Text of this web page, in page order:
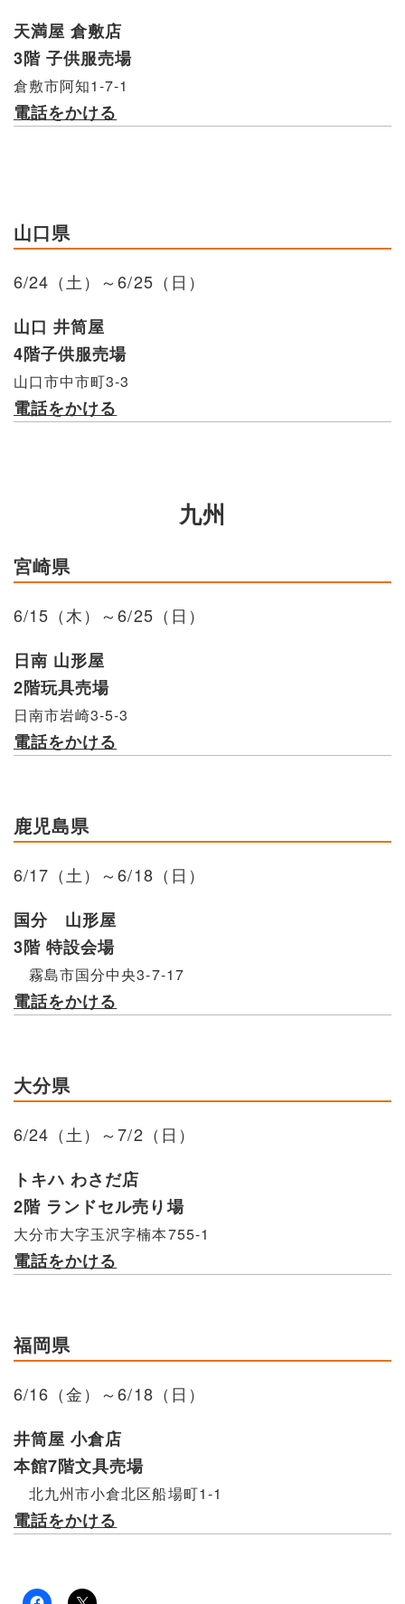
天満屋 倉敷店
3階 子供服売場
倉敷市阿知1-7-1
電話をかける
山口県
6/24（土）～6/25（日）
山口 井筒屋
4階子供服売場
山口市中市町3-3
電話をかける
九州
宮崎県
6/15（木）～6/25（日）
日南 山形屋
2階玩具売場
日南市岩崎3-5-3
電話をかける
鹿児島県
6/17（土）～6/18（日）
国分 山形屋
3階 特設会場
霧島市国分中央3-7-17
電話をかける
大分県
6/24（土）～7/2（日）
トキハ わさだ店
2階 ランドセル売り場
大分市大字玉沢字楠本755-1
電話をかける
福岡県
6/16（金）～6/18（日）
井筒屋 小倉店
本館7階文具売場
北九州市小倉北区船場町1-1
電話をかける